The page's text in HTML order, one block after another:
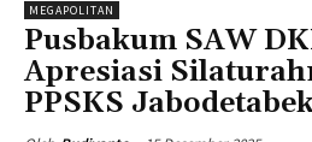
MEGAPOLITAN
Pusbakum SAW
Apresiasi
PPSKS